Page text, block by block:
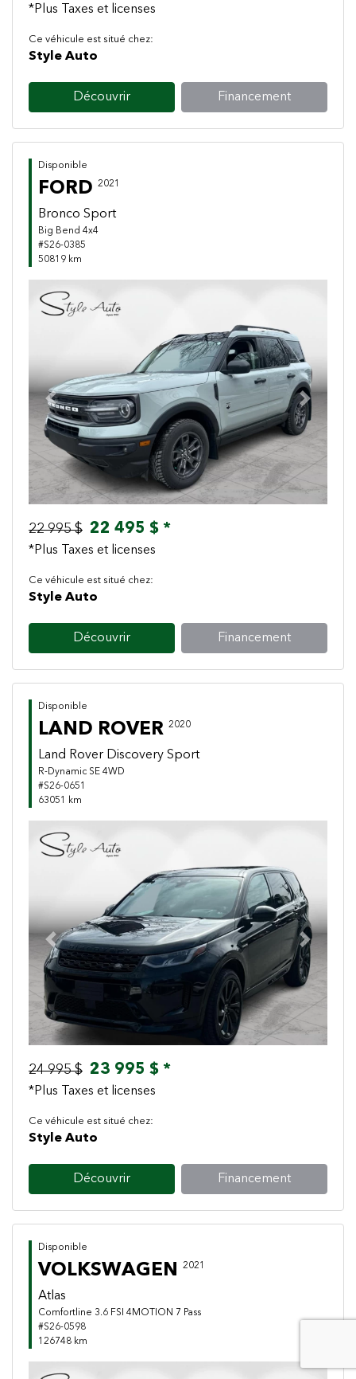
*Plus Taxes et licenses
Ce véhicule est situé chez:
Style Auto
Découvrir Financement
Disponible
FORD 2021
Bronco Sport
Big Bend 4x4
#S26-0385
50819 km
Previous Next
22 995 $ 22 495 $ *
*Plus Taxes et licenses
Ce véhicule est situé chez:
Style Auto
Découvrir Financement
Disponible
LAND ROVER 2020
Land Rover Discovery Sport
R-Dynamic SE 4WD
#S26-0651
63051 km
Previous Next
24 995 $ 23 995 $ *
*Plus Taxes et licenses
Ce véhicule est situé chez:
Style Auto
Découvrir Financement
Disponible
VOLKSWAGEN 2021
Atlas
Comfortline 3.6 FSI 4MOTION 7 Pass
#S26-0598
126748 km